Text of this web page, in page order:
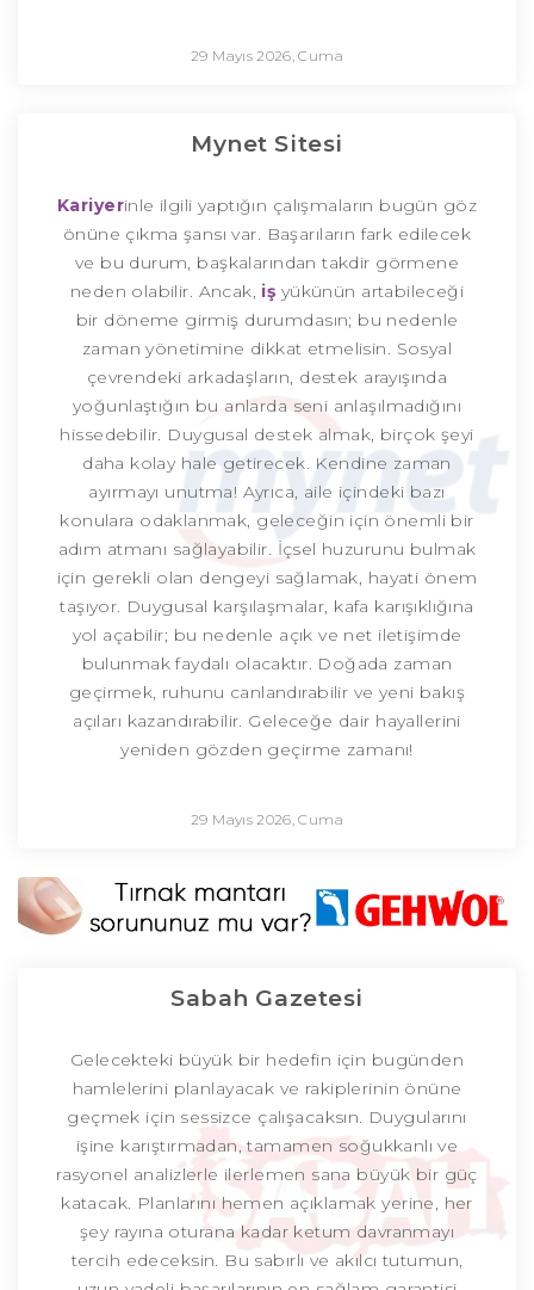
29 Mayıs 2026, Cuma
Mynet Sitesi
Kariyerinle ilgili yaptığın çalışmaların bugün göz
önüne çıkma şansı var. Başarıların fark edilecek
ve bu durum, başkalarından takdir görmene
neden olabilir. Ancak, iş yükünün artabileceği
bir döneme girmiş durumdasın; bu nedenle
zaman yönetimine dikkat etmelisin. Sosyal
çevrendeki arkadaşların, destek arayışında
yoğunlaştığın bu anlarda seni anlaşılmadığını
hissedebilir. Duygusal destek almak, birçok şeyi
daha kolay hale getirecek. Kendine zaman
ayırmayı unutma! Ayrıca, aile içindeki bazı
konulara odaklanmak, geleceğin için önemli bir
adım atmanı sağlayabilir. İçsel huzurunu bulmak
için gerekli olan dengeyi sağlamak, hayati önem
taşıyor. Duygusal karşılaşmalar, kafa karışıklığına
yol açabilir; bu nedenle açık ve net iletişimde
bulunmak faydalı olacaktır. Doğada zaman
geçirmek, ruhunu canlandırabilir ve yeni bakış
açıları kazandırabilir. Geleceğe dair hayallerini
yeniden gözden geçirme zamanı!
29 Mayıs 2026, Cuma
Sabah Gazetesi
Gelecekteki büyük bir hedefin için bugünden
hamlelerini planlayacak ve rakiplerinin önüne
geçmek için sessizce çalışacaksın. Duygularını
işine karıştırmadan, tamamen soğukkanlı ve
rasyonel analizlerle ilerlemen sana büyük bir güç
katacak. Planlarını hemen açıklamak yerine, her
şey rayına oturana kadar ketum davranmayı
tercih edeceksin. Bu sabırlı ve akılcı tutumun,